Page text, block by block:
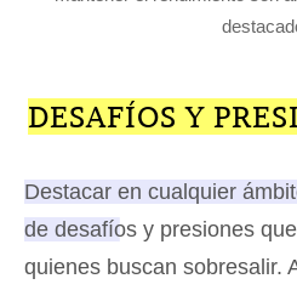
DESAFÍOS Y
Destacar en cualquier
de desafíos y presiones
quienes buscan sobresalir.